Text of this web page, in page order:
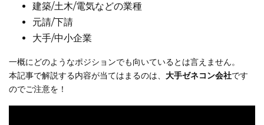
建築/土木/電気などの業種
元請/下請
大手/中小企業
一概にどのようなポジションでも向いているとは言えません。
本記事で解説する内容が当てはまるのは、 大手ゼネコン会社です
のでご注意を！